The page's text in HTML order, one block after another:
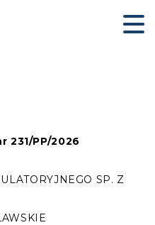
231/PP/2026
SP. Z